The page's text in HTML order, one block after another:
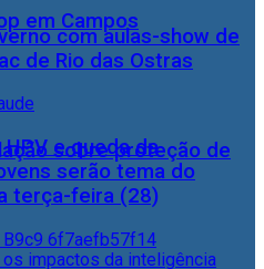
em Campos
sobre proteção de
com aulas-show de
de Rio das Ostras
e queda da
serão tema do
terça-feira (28)